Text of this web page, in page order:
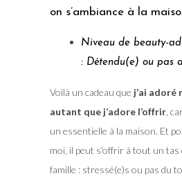
on s’ambiance à la
Niveau de beauty-
: Détendu(e) ou pas
Voilà un cadeau que j’ai adoré
autant que j’adore l’offrir,
un essentielle à la maison. Et
moi, il peut s’offrir à tout un tas
famille : stressé(e)s ou pas du